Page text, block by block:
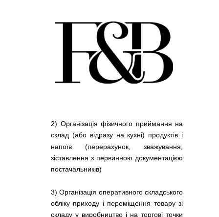
2) Організація фізичного приймання на
склад (або відразу на кухні) продуктів і
напоїв (перерахунок, зважування,
зіставлення з первинною документацією
постачальників)
3) Організація оперативного складського
обліку приходу і переміщення товару зі
складу у виробництво і на торгові точки